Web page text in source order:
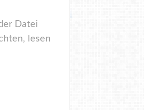
Datei
lesen